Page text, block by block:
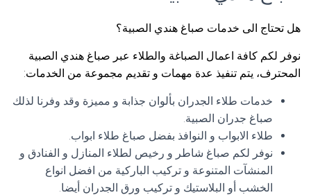
هل تحتاج الى خدمات صباغ هندي الصبية؟
نوفر لكم كافة اعمال الصباغة والطلاء عبر صباغ هندي الصبية
المحترف، يتم تنفيذ عدة مهمات و تقديم مجموعة من الخدمات:
خدمات طلاء الجدران بألوان جذابة و مميزة وقد وفرنا لذلك
صباغ جدران الصبية.
طلاء الابواب و النوافذ بفضل صباغ طلاء ابواب.
نوفر لكم صباغ شاطر و رخيص لطلاء المنازل و الفنادق و
المنشآت المتنوعة و تركيب الباركية من افضل انواع
الخشب أو البلاستيك و تركيب ورق الجدران أيضا.